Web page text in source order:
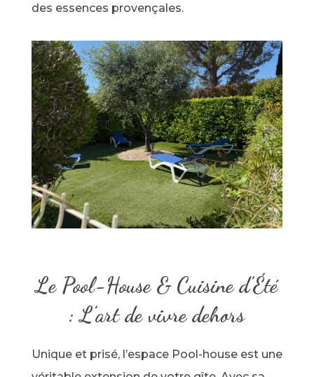
des essences provençales.
Le Pool-House & Cuisine d’Été
: L’art de vivre dehors
Unique et prisé, l’espace Pool-house est une